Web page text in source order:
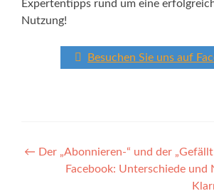
Expertentipps rund um eine
Nutzung!
Besuchen Sie uns auf
Post
navigation
← Der „Abonnieren-“ und der
Facebook: Unterschiede und